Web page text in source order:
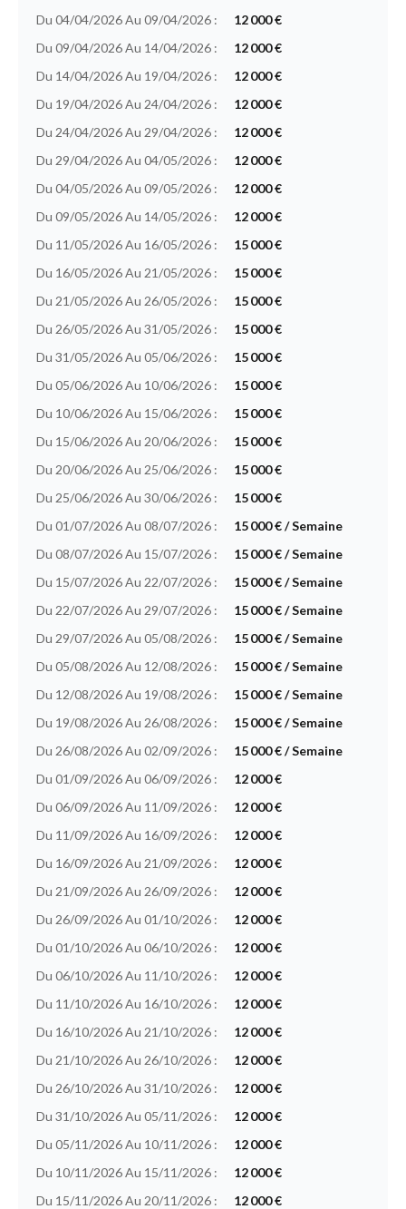
Du 04/04/2026 Au 09/04/2026 :
12 000 €
Du 09/04/2026 Au 14/04/2026 :
12 000 €
Du 14/04/2026 Au 19/04/2026 :
12 000 €
Du 19/04/2026 Au 24/04/2026 :
12 000 €
Du 24/04/2026 Au 29/04/2026 :
12 000 €
Du 29/04/2026 Au 04/05/2026 :
12 000 €
Du 04/05/2026 Au 09/05/2026 :
12 000 €
Du 09/05/2026 Au 14/05/2026 :
12 000 €
Du 11/05/2026 Au 16/05/2026 :
15 000 €
Du 16/05/2026 Au 21/05/2026 :
15 000 €
Du 21/05/2026 Au 26/05/2026 :
15 000 €
Du 26/05/2026 Au 31/05/2026 :
15 000 €
Du 31/05/2026 Au 05/06/2026 :
15 000 €
Du 05/06/2026 Au 10/06/2026 :
15 000 €
Du 10/06/2026 Au 15/06/2026 :
15 000 €
Du 15/06/2026 Au 20/06/2026 :
15 000 €
Du 20/06/2026 Au 25/06/2026 :
15 000 €
Du 25/06/2026 Au 30/06/2026 :
15 000 €
Du 01/07/2026 Au 08/07/2026 :
15 000 € / Semaine
Du 08/07/2026 Au 15/07/2026 :
15 000 € / Semaine
Du 15/07/2026 Au 22/07/2026 :
15 000 € / Semaine
Du 22/07/2026 Au 29/07/2026 :
15 000 € / Semaine
Du 29/07/2026 Au 05/08/2026 :
15 000 € / Semaine
Du 05/08/2026 Au 12/08/2026 :
15 000 € / Semaine
Du 12/08/2026 Au 19/08/2026 :
15 000 € / Semaine
Du 19/08/2026 Au 26/08/2026 :
15 000 € / Semaine
Du 26/08/2026 Au 02/09/2026 :
15 000 € / Semaine
Du 01/09/2026 Au 06/09/2026 :
12 000 €
Du 06/09/2026 Au 11/09/2026 :
12 000 €
Du 11/09/2026 Au 16/09/2026 :
12 000 €
Du 16/09/2026 Au 21/09/2026 :
12 000 €
Du 21/09/2026 Au 26/09/2026 :
12 000 €
Du 26/09/2026 Au 01/10/2026 :
12 000 €
Du 01/10/2026 Au 06/10/2026 :
12 000 €
Du 06/10/2026 Au 11/10/2026 :
12 000 €
Du 11/10/2026 Au 16/10/2026 :
12 000 €
Du 16/10/2026 Au 21/10/2026 :
12 000 €
Du 21/10/2026 Au 26/10/2026 :
12 000 €
Du 26/10/2026 Au 31/10/2026 :
12 000 €
Du 31/10/2026 Au 05/11/2026 :
12 000 €
Du 05/11/2026 Au 10/11/2026 :
12 000 €
Du 10/11/2026 Au 15/11/2026 :
12 000 €
Du 15/11/2026 Au 20/11/2026 :
12 000 €